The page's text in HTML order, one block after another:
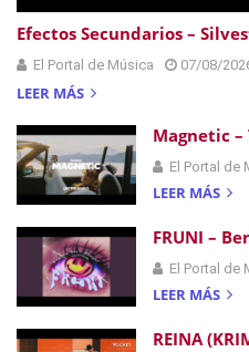
Efectos Secundarios –
El Portal de Música 07/08/
LEER MÁS
Magnetic –
El Portal de
LEER MÁS
FRUNI –
El Portal de
LEER MÁS
REINA